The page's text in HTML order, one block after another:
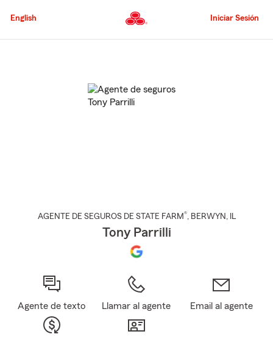
al
principal
English Iniciar Sesión
AGENTE DE SEGUROS DE STATE FARM®, BERWYN , IL
Tony Parrilli
Agente de texto Llamar al agente Email al agente